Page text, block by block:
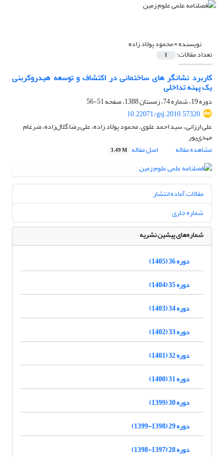
نویسنده =محمود پولاد زاده
تعداد مقالات: 1
کاربرد نشانگر های ساختمانی در اکتشاف و توسعه هیدروکربنی
یک پهنه تداخلی
دوره 19، شماره 74، زمستان 1388، صفحه
51-56
10.22071/gsj.2010.57320
علی ارزانی، سید احمد علوی، محمود پولاد زاده، علی رضا گلال‌زاده، ضرغام
مهدی‌پور
مشاهده مقاله
اصل مقاله 3.49 M
مقالات آماده انتشار
شماره جاری
شماره‌های پیشین نشریه
دوره 36 (1405)
دوره 35 (1404)
دوره 34 (1403)
دوره 33 (1402)
دوره 32 (1401)
دوره 31 (1400)
دوره 30 (1399)
دوره 29 (1398-1399)
دوره 28 (1397-1398)